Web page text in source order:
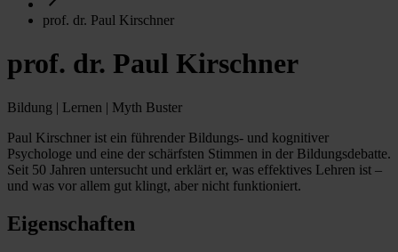
prof. dr. Paul Kirschner
prof. dr. Paul Kirschner
Bildung | Lernen | Myth Buster
Paul Kirschner ist ein führender Bildungs- und kognitiver
Psychologe und eine der schärfsten Stimmen in der Bildungsdebatte.
Seit 50 Jahren untersucht und erklärt er, was effektives Lehren ist –
und was vor allem gut klingt, aber nicht funktioniert.
Eigenschaften